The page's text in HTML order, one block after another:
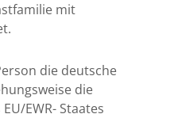
mit
die deutsche
die
EWR- Staates